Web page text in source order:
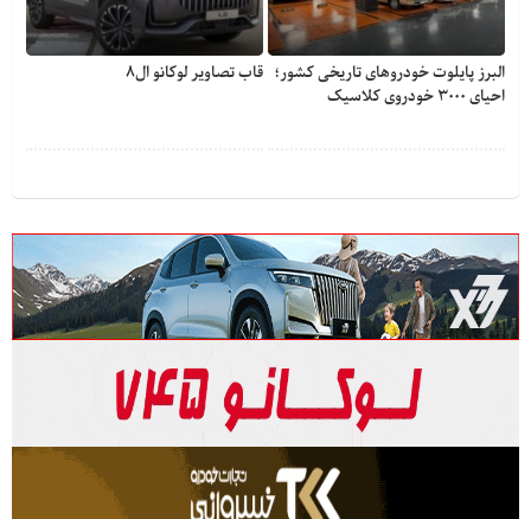
البرز پایلوت خودروهای تاریخی کشور؛
احیای ۳۰۰۰ خودروی کلاسیک
قاب تصاویر لوکانو ال۸